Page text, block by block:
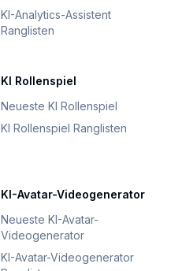
KI-Analytics-Assistent
Ranglisten
KI Rollenspiel
Neueste KI Rollenspiel
KI Rollenspiel Ranglisten
KI-Avatar-Videogenerator
Neueste KI-Avatar-
Videogenerator
KI-Avatar-Videogenerator